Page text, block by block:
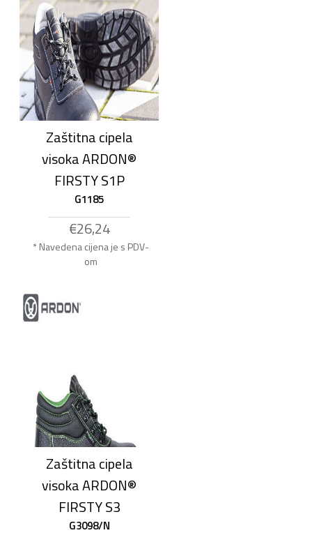
Zaštitna cipela
visoka ARDON®
FIRSTY S1P
G1185
€26,24
* Navedena cijena je s PDV-
om
Zaštitna cipela
visoka ARDON®
FIRSTY S3
G3098/N